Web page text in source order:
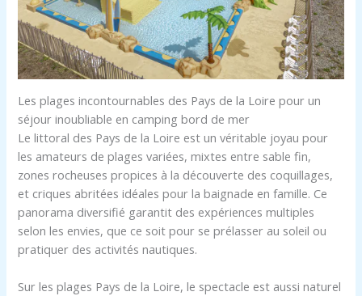
Les plages incontournables des Pays de la Loire pour un
séjour inoubliable en camping bord de mer
Le littoral des Pays de la Loire est un véritable joyau pour
les amateurs de plages variées, mixtes entre sable fin,
zones rocheuses propices à la découverte des coquillages,
et criques abritées idéales pour la baignade en famille. Ce
panorama diversifié garantit des expériences multiples
selon les envies, que ce soit pour se prélasser au soleil ou
pratiquer des activités nautiques.
Sur les plages Pays de la Loire, le spectacle est aussi naturel